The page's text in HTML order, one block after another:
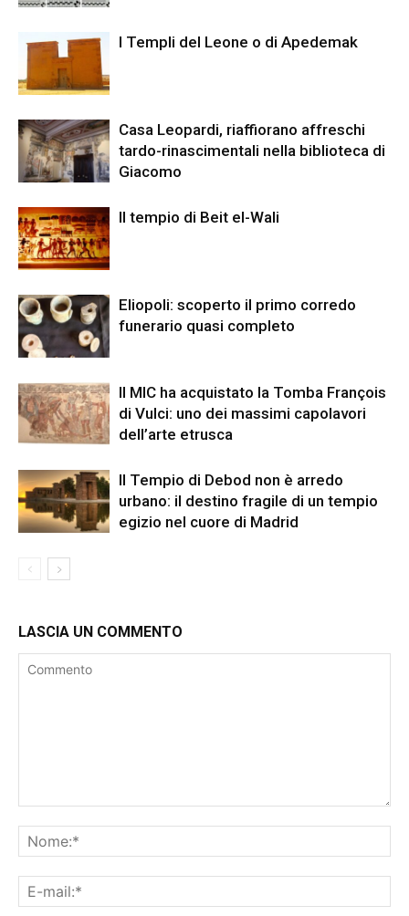
I Templi del Leone o di Apedemak
Casa Leopardi, riaffiorano affreschi
tardo-rinascimentali nella biblioteca di
Giacomo
Il tempio di Beit el-Wali
Eliopoli: scoperto il primo corredo
funerario quasi completo
Il MIC ha acquistato la Tomba François
di Vulci: uno dei massimi capolavori
dell’arte etrusca
Il Tempio di Debod non è arredo
urbano: il destino fragile di un tempio
egizio nel cuore di Madrid
LASCIA UN COMMENTO